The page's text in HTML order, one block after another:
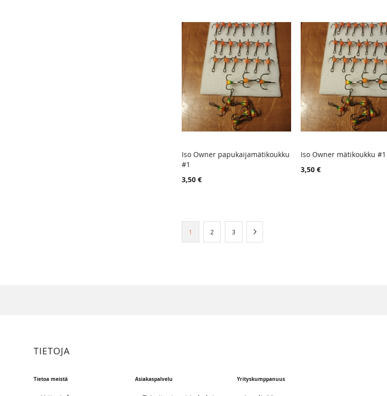
VERTAILUUN
Iso Owner papukaijamätikoukku
#1
3,50 €
Iso Owner mätikoukku #1
3,50 €
You're currently reading page
1 Sivu
2 Sivu
3
TIETOJA
Tietoa meistä Asiakaspalvelu Yrityskumppanuus